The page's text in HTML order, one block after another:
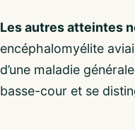
Les autres atteintes
encéphalomyélite
d’une maladie
basse-cour et se